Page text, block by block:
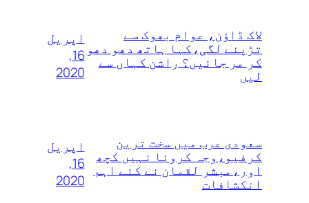
لاک ڈاؤن، عوام بھوک سے
تڑپنے لگی،کہا ہاتھ دھو دھو
کر مر جائیں؟ راشن کہاں سے
لیں
اپریل
16,
2020
سعودی عرب میں سخت ترین
کرفیو،وجہ کرونا نہیں کچھ
اور،مبشر لقمان نے کئے اہم
انکشافات
اپریل
16,
2020